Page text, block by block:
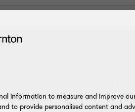
information to measure and improve
to provide personalised content and